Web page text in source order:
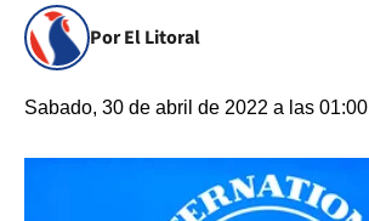
Por El Litoral
Sabado, 30 de abril de 2022 a las 01:00